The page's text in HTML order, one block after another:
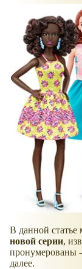
В данной
новой серии,
пронумерованы -
далее.